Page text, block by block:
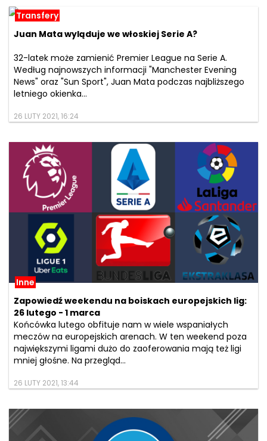
Transfery
Juan Mata wyląduje we włoskiej Serie A?
32-latek może zamienić Premier League na Serie A.
Według najnowszych informacji "Manchester Evening
News" oraz "Sun Sport", Juan Mata podczas najbliższego
letniego okienka...
26 LUTY 2021, 16:24
Inne
Zapowiedź weekendu na boiskach europejskich lig:
26 lutego - 1 marca
Końcówka lutego obfituje nam w wiele wspaniałych
meczów na europejskich arenach. W ten weekend poza
największymi ligami dużo do zaoferowania mają też ligi
mniej głośne. Na przegląd...
26 LUTY 2021, 13:44